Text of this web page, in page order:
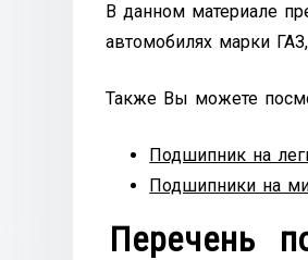
В данном материале
автомобилях марки
Также Вы можете
Подшипник на
Подшипники на
Перечень